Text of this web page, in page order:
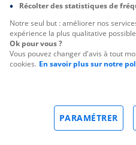
Récolter des statistiques de
Notre seul but : améliorer nos
expérience la plus qualitative
Ok pour vous ?
Vous pouvez changer d'avis à tout
cookies. En savoir plus sur notre
PARAMÉTRER